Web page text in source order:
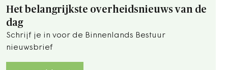
Het belangrijkste overheidsnieuws van de
dag
Schrijf je in voor de Binnenlands Bestuur
nieuwsbrief